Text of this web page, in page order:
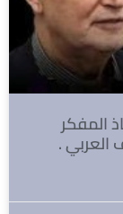
المفكر
.